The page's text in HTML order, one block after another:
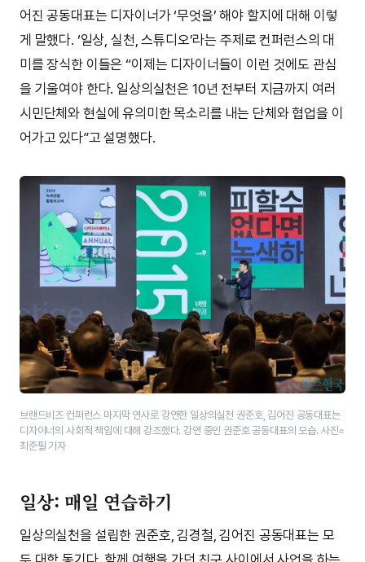
어진 공동대표는 디자이너가 ‘무엇을’ 해야 할지에 대해 이렇
게 말했다. ‘일상, 실천, 스튜디오’라는 주제로 컨퍼런스의 대
미를 장식한 이들은 “이제는 디자이너들이 이런 것에도 관심
을 기울여야 한다. 일상의실천은 10년 전부터 지금까지 여러
시민단체와 현실에 유의미한 목소리를 내는 단체와 협업을 이
어가고 있다”고 설명했다.
브랜드비즈 컨퍼런스 마지막 연사로 강연한 일상의실천 권준호, 김어진 공동대표는
디자이너의 사회적 책임에 대해 강조했다. 강연 중인 권준호 공동대표의 모습. 사진=
최준필 기자
일상: 매일 연습하기
일상의실천을 설립한 권준호, 김경철, 김어진 공동대표는 모